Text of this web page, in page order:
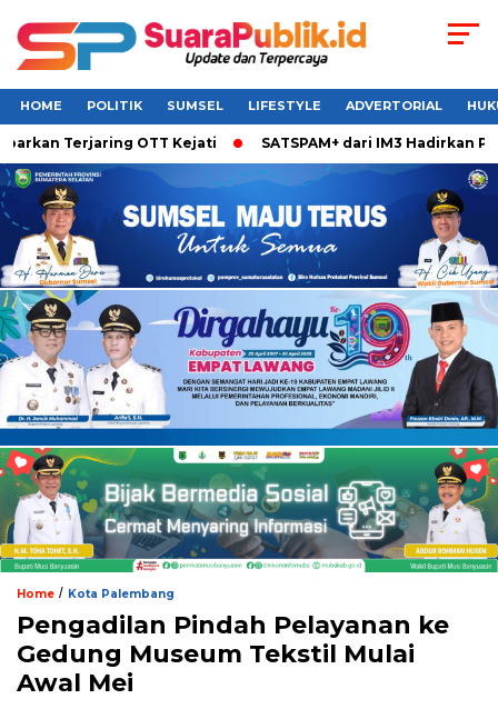
HOME POLITIK SUMSEL LIFESTYLE ADVERTORIAL
Terjaring OTT Kejati SATSPAM+ dari IM3 Hadirkan
Home / Kota Palembang
Pengadilan Pindah Pelayanan ke
Gedung Museum Tekstil Mulai
Awal Mei